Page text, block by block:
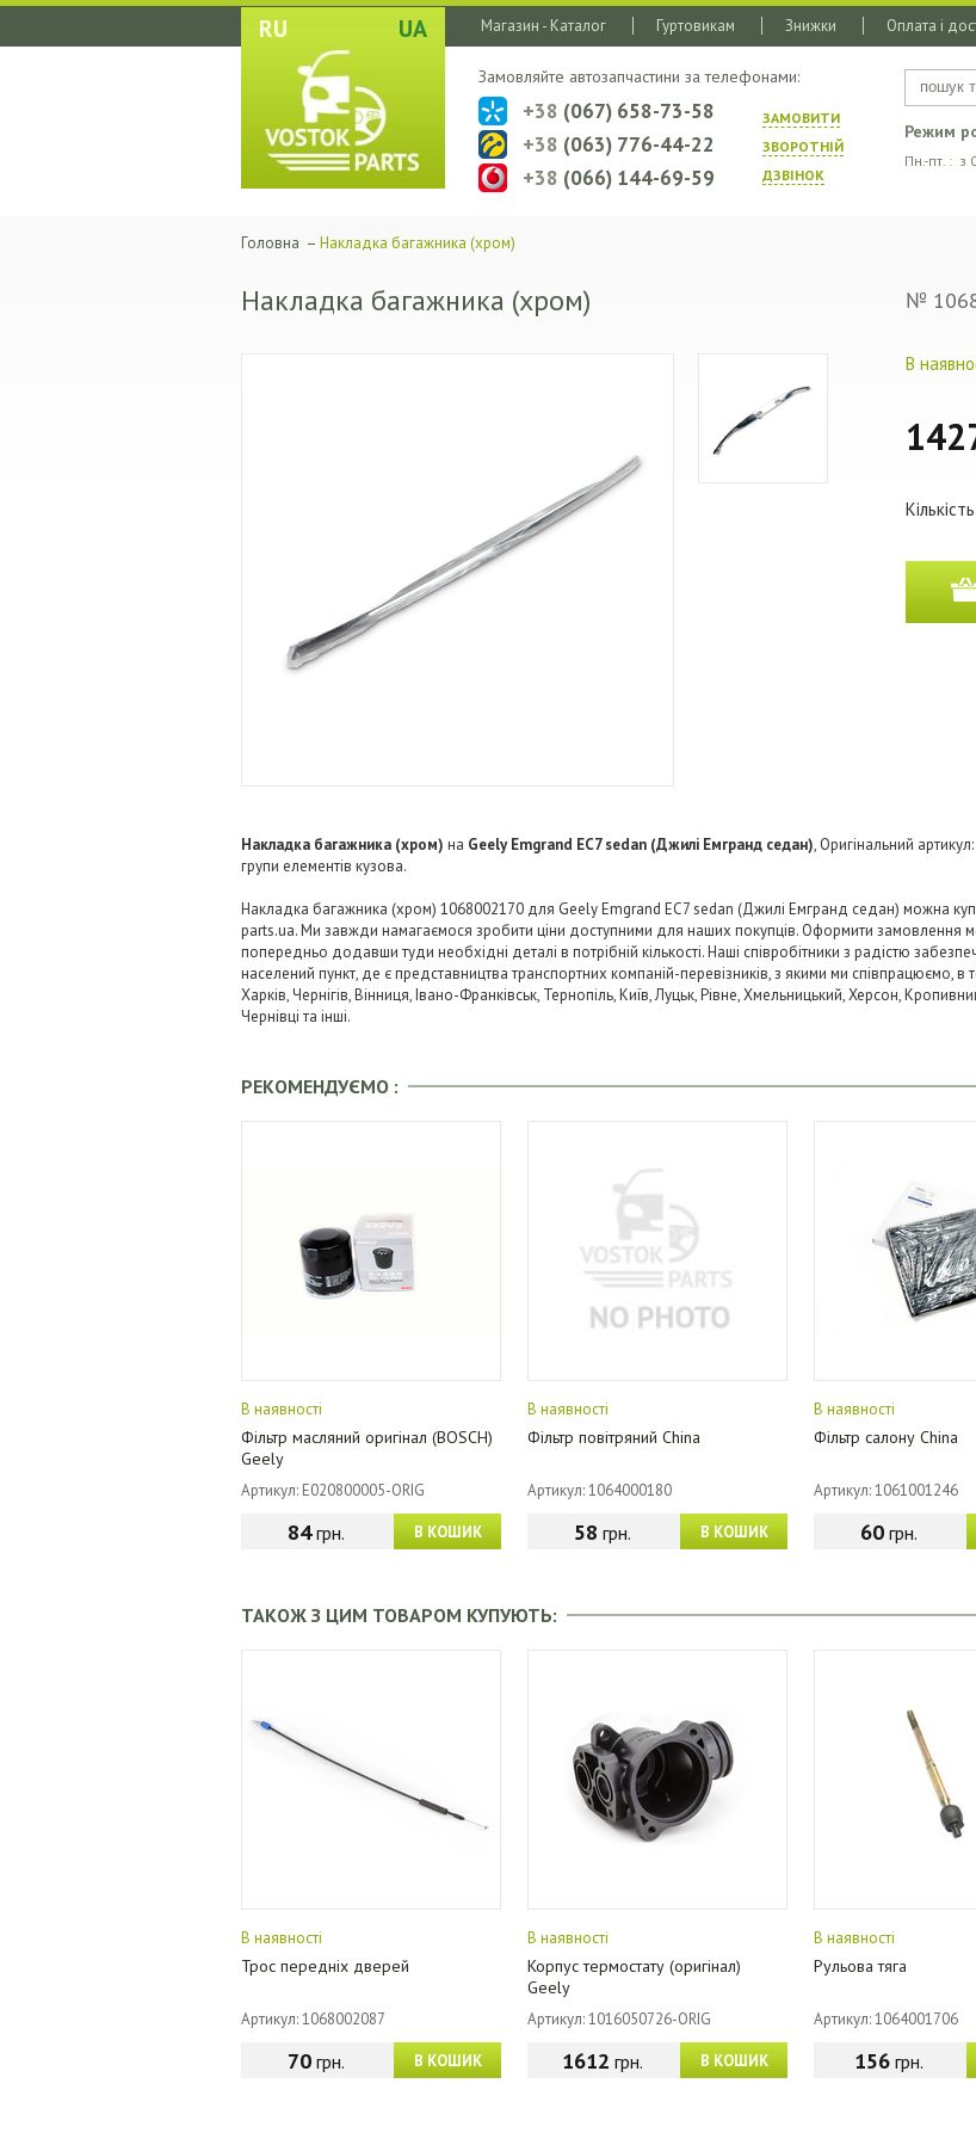
RU UA Магазин - Каталог Гуртовикам Знижки Оплата і
Режим
Пн.-пт. : з
Замовляйте автозапчастини за телефонами:
ЗАМОВИТИ
ЗВОРОТНIЙ
ДЗВIНОК
+38 (067) 658-73-58
+38 (063) 776-44-22
+38 (066) 144-69-59
Головна – Накладка багажника (хром)
Накладка багажника (хром) №
В
Накладка багажника (хром) на Geely Emgrand EC7 sedan (Джилі Емгранд седан), Оригінальний артикул:
групи елементів кузова.
Накладка багажника (хром) 1068002170 для Geely Emgrand EC7 sedan (Джилі Емгранд седан) можна
parts.ua. Ми завжди намагаємося зробити ціни доступними для наших покупців. Оформити замовлення
попередньо додавши туди необхідні деталі в потрібній кількості. Наші співробітники з радістю
населений пункт, де є представництва транспортних компаній-перевізників, з якими ми співпрацюємо,
Харків, Чернігів, Вінниця, Івано-Франківськ, Тернопіль, Київ, Луцьк, Рівне, Хмельницький, Херсон,
Чернівці та інші.
РЕКОМЕНДУЄМО :
В наявності
Фільтр масляний оригінал (BOSCH)
Geely
Артикул: E020800005-ORIG
В КОШИК
84грн.
В наявності
Фільтр повітряний China
Артикул: 1064000180
В КОШИК
58 грн.
В наявності
Фільтр салону China
Артикул: 1061001246
60грн.
ТАКОЖ З ЦИМ ТОВАРОМ КУПУЮТЬ:
В наявності
Трос передніх дверей
Артикул: 1068002087
В КОШИК
70грн.
В наявності
Корпус термостату (оригінал)
Geely
Артикул: 1016050726-ORIG
В КОШИК
1612 грн.
В наявності
Рульова тяга
Артикул: 1064001706
156грн.